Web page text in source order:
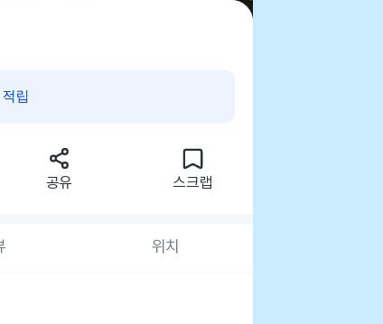
립
공유 스크랩
위치